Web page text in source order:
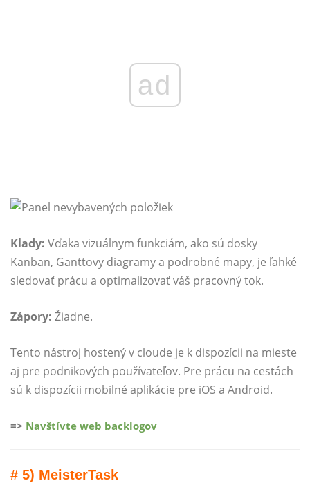
ad
Klady: Vďaka vizuálnym funkciám, ako sú dosky
Kanban, Ganttovy diagramy a podrobné mapy, je ľahké
sledovať prácu a optimalizovať váš pracovný tok.
Zápory: Žiadne.
Tento nástroj hostený v cloude je k dispozícii na mieste
aj pre podnikových používateľov. Pre prácu na cestách
sú k dispozícii mobilné aplikácie pre iOS a Android.
=> Navštívte web backlogov
# 5) MeisterTask